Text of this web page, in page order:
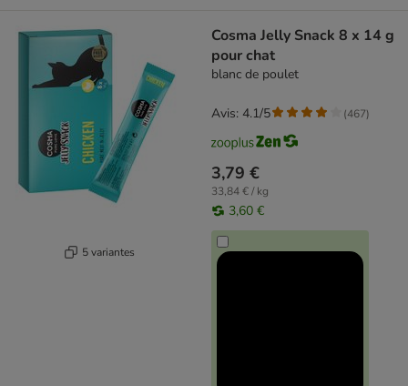
5 variantes
Cosma Jelly Snack 8 x 14 g
pour chat
blanc de poulet
3,79 €
33,84 € / kg
3,60 €
Avis: 4.1/5 (467)